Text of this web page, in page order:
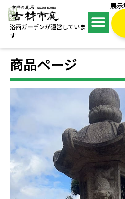
洛西ガーデンが運営していま
す
展示
商品ページ